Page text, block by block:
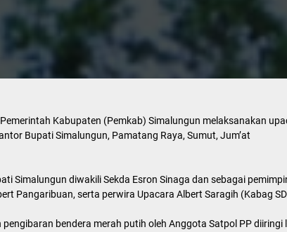
Kabupaten (Pemkab) Simalungun melaksanakan
Bupati Simalungun, Pamatang Raya, Sumut, Jum’at
Simalungun diwakili Sekda Esron Sinaga dan sebagai
Pangaribuan, serta perwira Upacara Albert Saragih (Kabag
bendera merah putih oleh Anggota Satpol PP diiringi